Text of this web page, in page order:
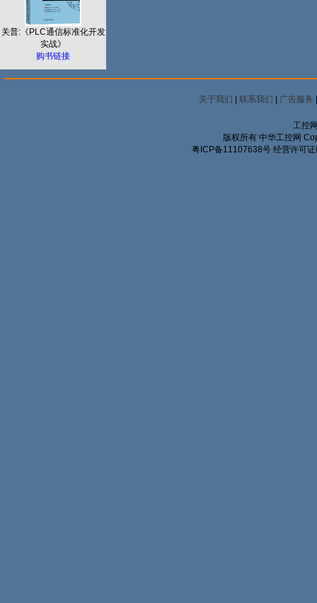
关普:《PLC通信标准化开发
实战》
购书链接
关于我们 | 联系我们 | 广告服务
工控
版权所有 中华工控网
粤ICP备11107638号 经营许可